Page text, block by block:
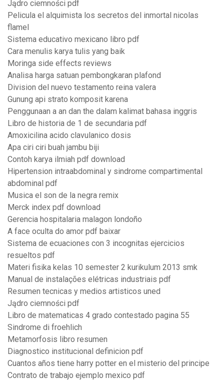
Jądro ciemności pdf
Pelicula el alquimista los secretos del inmortal nicolas
flamel
Sistema educativo mexicano libro pdf
Cara menulis karya tulis yang baik
Moringa side effects reviews
Analisa harga satuan pembongkaran plafond
Division del nuevo testamento reina valera
Gunung api strato komposit karena
Penggunaan a an dan the dalam kalimat bahasa inggris
Libro de historia de 1 de secundaria pdf
Amoxicilina acido clavulanico dosis
Apa ciri ciri buah jambu biji
Contoh karya ilmiah pdf download
Hipertension intraabdominal y sindrome compartimental
abdominal pdf
Musica el son de la negra remix
Merck index pdf download
Gerencia hospitalaria malagon londoño
A face oculta do amor pdf baixar
Sistema de ecuaciones con 3 incognitas ejercicios
resueltos pdf
Materi fisika kelas 10 semester 2 kurikulum 2013 smk
Manual de instalações elétricas industriais pdf
Resumen tecnicas y medios artisticos uned
Jądro ciemności pdf
Libro de matematicas 4 grado contestado pagina 55
Sindrome di froehlich
Metamorfosis libro resumen
Diagnostico institucional definicion pdf
Cuantos años tiene harry potter en el misterio del principe
Contrato de trabajo ejemplo mexico pdf